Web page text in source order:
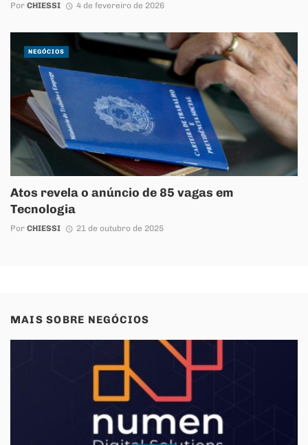
Por CHIESSI 4 de fevereiro de 2026
Atos revela o anúncio de 85 vagas em
Tecnologia
Por CHIESSI 21 de outubro de 2025
NEGÓCIOS
MAIS SOBRE NEGÓCIOS